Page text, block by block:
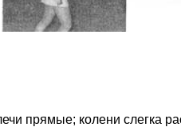
прямые; колени слегка